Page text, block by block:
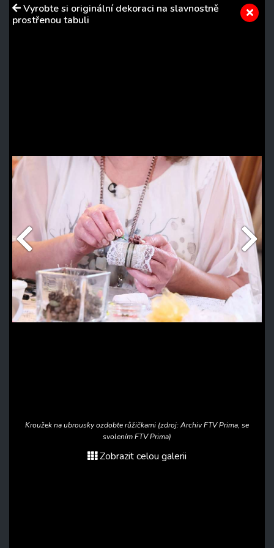
Vyrobte si originální dekoraci na slavnostně
prostřenou tabuli
Kroužek na ubrousky ozdobte růžičkami (zdroj: Archiv FTV Prima, se
svolením FTV Prima)
Zobrazit celou galerii